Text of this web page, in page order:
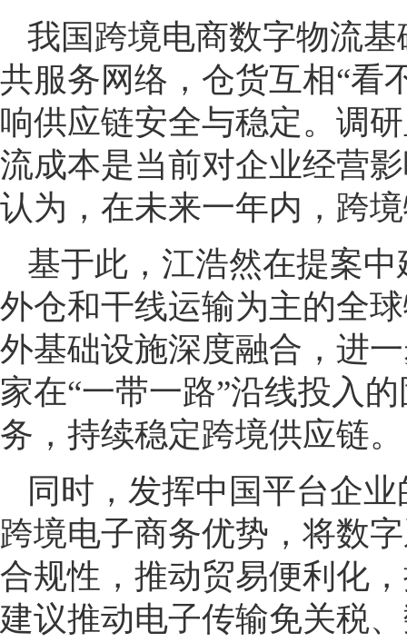
我国跨境电商数字物流
共服务网络，仓货互相“看
响供应链安全与稳定。调
流成本是当前对企业经营
认为，在未来一年内，跨
基于此，江浩然在提案
外仓和干线运输为主的全
外基础设施深度融合，进
家在“一带一路”沿线投入
务，持续稳定跨境供应链。
同时，发挥中国平台企
跨境电子商务优势，将数
合规性，推动贸易便利化
建议推动电子传输免关税